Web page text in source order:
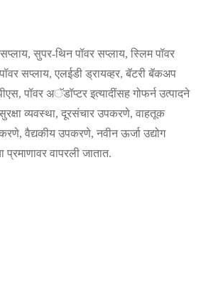
सुपर-थिन पॉवर सप्लाय, स्लिम पॉवर
सप्लाय, एलईडी ड्रायव्हर, बॅटरी बॅकअप
पॉवर अॅडॉप्टर इत्यादींसह गोफर्न उत्पादने
व्यवस्था, दूरसंचार उपकरणे, वाहतूक
वैद्यकीय उपकरणे, नवीन ऊर्जा उद्योग
प्रमाणावर वापरली जातात.